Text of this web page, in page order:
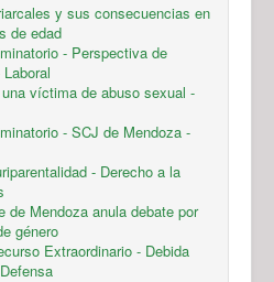
y sus consecuencias en
de edad
- Perspectiva de
víctima de abuso sexual -
- SCJ de Mendoza -
- Derecho a la
de Mendoza anula debate por
género
Extraordinario - Debida